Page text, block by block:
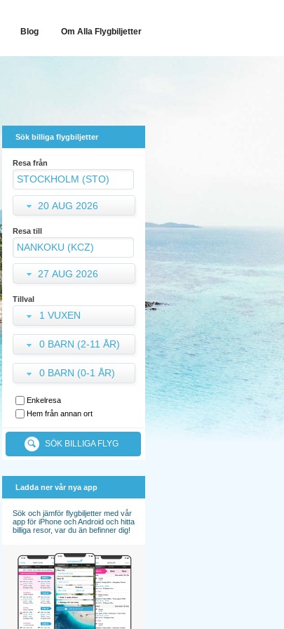
Blog Om Alla Flygbiljetter
Sök billiga flygbiljetter
Resa från
20 AUG 2026
Resa till
27 AUG 2026
Tillval
1 VUXEN
0 BARN (2-11 ÅR)
0 BARN (0-1 ÅR)
Enkelresa
Hem från annan ort
SÖK BILLIGA FLYG
Ladda ner vår nya app
Sök och jämför flygbiljetter med vår
app för iPhone och Android och hitta
billiga resor, var du än befinner dig!